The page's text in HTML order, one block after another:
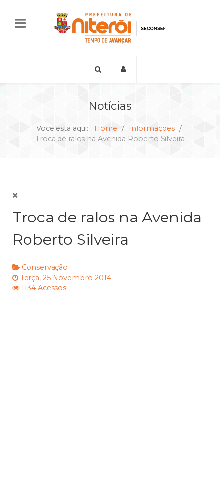
Notícias
Você está aqui: Home
Informações
Troca de ralos na Avenida Roberto Silveira
Troca de ralos na Avenida
Roberto Silveira
Conservação
Terça, 25 Novembro 2014
1134 Acessos